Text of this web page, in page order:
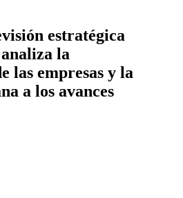
estratégica
la
las empresas y la
a los avances